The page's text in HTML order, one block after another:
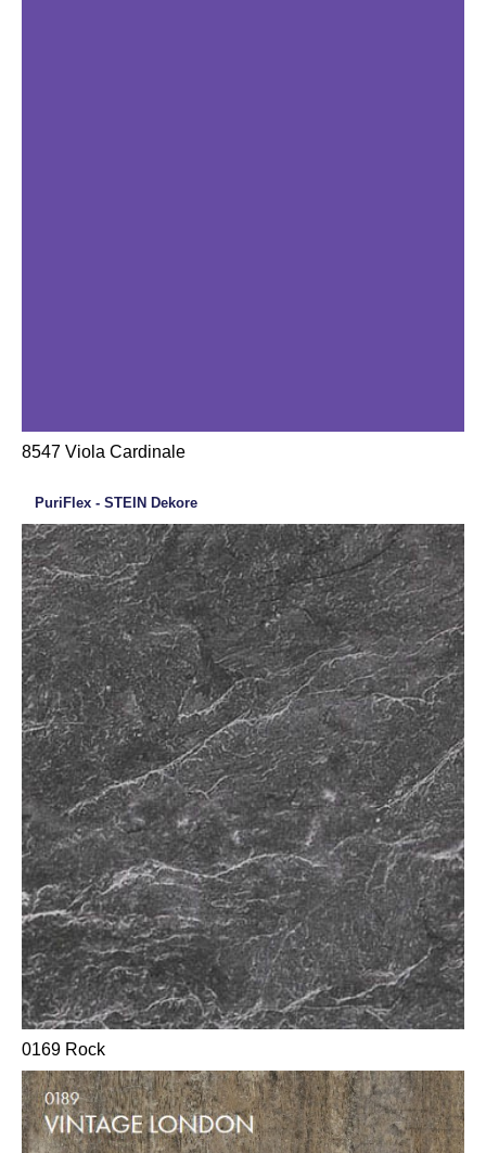
8547 Viola Cardinale
PuriFlex - STEIN Dekore
0169 Rock